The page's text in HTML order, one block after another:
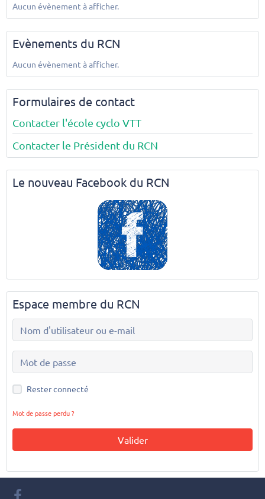
Aucun évènement à afficher.
Evènements du RCN
Aucun évènement à afficher.
Formulaires de contact
Contacter l'école cyclo VTT
Contacter le Président du RCN
Le nouveau Facebook du RCN
Espace membre du RCN
Rester connecté
Mot de passe perdu ?
Valider